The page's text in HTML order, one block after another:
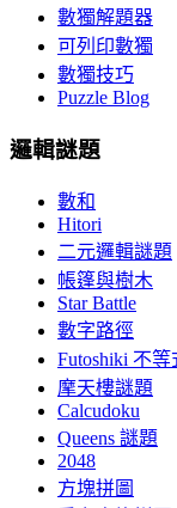
數獨解題器
可列印數獨
數獨技巧
Puzzle Blog
邏輯謎題
數和
Hitori
二元邏輯謎題
帳篷與樹木
Star Battle
數字路徑
Futoshiki 不等
摩天樓謎題
Calcudoku
Queens 謎題
2048
方塊拼圖